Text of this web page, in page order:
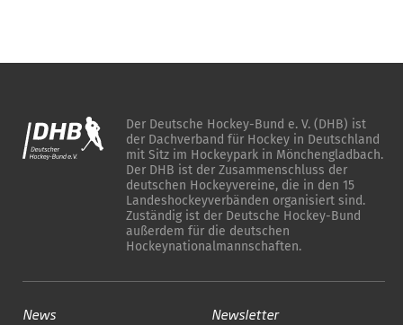
Der Deutsche Hockey-Bund e. V. (DHB) ist
der Dachverband für Hockey in Deutschland
mit Sitz im Hockeypark in Mönchengladbach.
Der DHB ist der Zusammenschluss der
deutschen Hockeyvereine, die in den 15
Landeshockeyverbänden organisiert sind.
Zuständig ist der Deutsche Hockey-Bund
außerdem für die deutschen
Hockeynationalmannschaften.
News
Newsletter